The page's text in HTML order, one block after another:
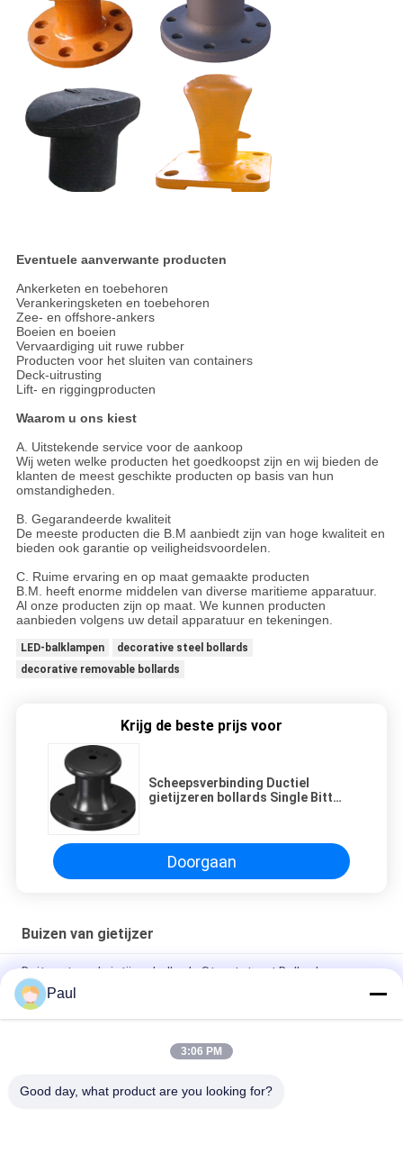
Eventuele aanverwante producten
Ankerketen en toebehoren
Verankeringsketen en toebehoren
Zee- en offshore-ankers
Boeien en boeien
Vervaardiging uit ruwe rubber
Producten voor het sluiten van containers
Deck-uitrusting
Lift- en riggingproducten
Waarom u ons kiest
A. Uitstekende service voor de aankoop
Wij weten welke producten het goedkoopst zijn en wij bieden de
klanten de meest geschikte producten op basis van hun
omstandigheden.
B. Gegarandeerde kwaliteit
De meeste producten die B.M aanbiedt zijn van hoge kwaliteit en
bieden ook garantie op veiligheidsvoordelen.
C. Ruime ervaring en op maat gemaakte producten
B.M. heeft enorme middelen van diverse maritieme apparatuur.
Al onze producten zijn op maat. We kunnen producten
aanbieden volgens uw detail apparatuur en tekeningen.
LED-balklampen
decorative steel bollards
decorative removable bollards
Krijg de beste prijs voor
Scheepsverbinding Ductiel
gietijzeren bollards Single Bitt
Doorgaan
Buizen van gietijzer
Buitenstaand gietijzer bollards Straatstraat Bollard en
barrière
Vervoer op de weg Gegote ijzeren bollarden en barrières
Paul
3:06 PM
Good day, what product are you looking for?